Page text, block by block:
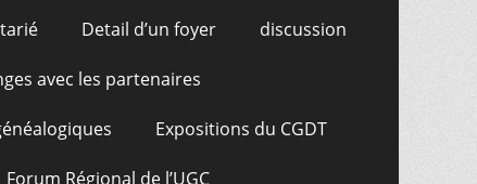
Detail d’un foyer discussion
avec les partenaires
Expositions du CGDT
Forum Régional de l’UGC